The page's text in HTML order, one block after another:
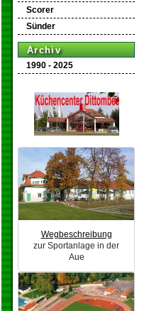
Scorer
Sünder
Archiv
1990 - 2025
Wegbeschreibung
zur Sportanlage in der
Aue